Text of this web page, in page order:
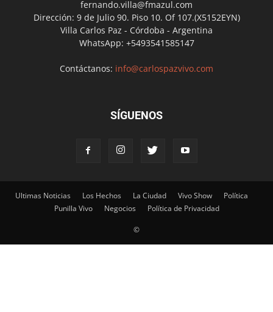
fernando.villa@fmazul.com
Dirección: 9 de Julio 90. Piso 10. Of 107.(X5152EYN)
Villa Carlos Paz - Córdoba - Argentina
WhatsApp: +5493541585147
Contáctanos: info@carlospazvivo.com
SÍGUENOS
Ultimas Noticias Los Hechos La Ciudad Vivo Show
Política
Punilla Vivo
Negocios Política de Privacidad
©